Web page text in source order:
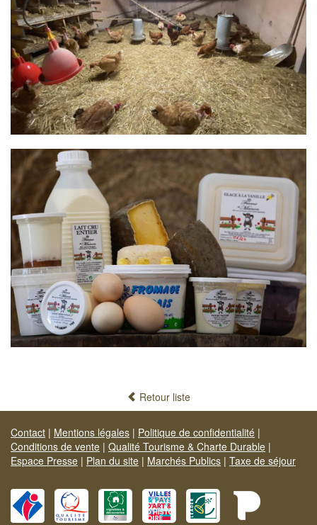
Retour liste
Contact | Mentions légales | Politique de confidentialité |
Conditions de vente | Qualité Tourisme & Charte Durable |
Espace Presse | Plan du site | Marchés Publics | Taxe de séjour